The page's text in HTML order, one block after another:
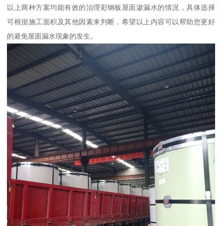
以上两种方案均能有效的治理彩钢板屋面渗漏水的情况，具体选择
可根据施工面积及其他因素来判断，希望以上内容可以帮助您更好
的避免屋面漏水现象的发生。